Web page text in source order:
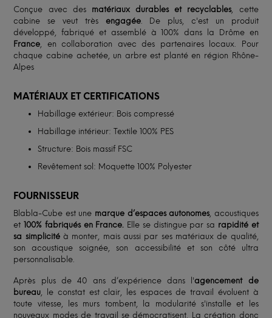
Conçue avec des matériaux durables et recyclables, cette
cabine se veut très engagée. De plus, c'est un produit
développé, fabriqué et assemblé à 100% dans la Drôme en
France , en collaboration avec des partenaires locaux. Pour
chaque cabine achetée, un arbre est planté en région Rhône-
Alpes
MATÉRIAUX ET CERTIFICATIONS
Habillage extérieur: Bois compressé
Habillage intérieur: Textile 100% PES
Structure: Bois massif FSC
Revêtement sol: Moquette 100% Polyester
FOURNISSEUR
Blabla-Cube est une marque d’espaces autonomes, acoustiques
et100% fabriqués en France. Elle se distingue par sa rapidité et
sa simplicitéà monter, mais aussi par ses matériaux de qualité,
son acoustique soignée, son accessibilité et son côté ultra
personnalisable.
Après plus de 40 ans d’expérience dans l'agencement de
bureau , le constat est clair, les espaces de travail évoluent à
toute vitesse, les murs tombent, la modularité s'installe et les
nouveaux modes de travail se démocratisent. La création donc